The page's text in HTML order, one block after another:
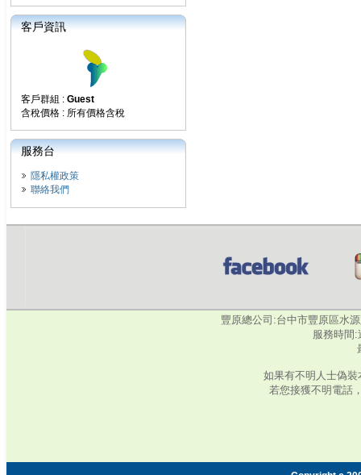
客戶資訊
客戶群組 : Guest
含稅價格 : 所有價格含稅
服務台
隱私權政策
聯絡我們
豐原總公司:台中市豐原區水
服務時間:
如果有不明人士偽
若您接獲不明電話